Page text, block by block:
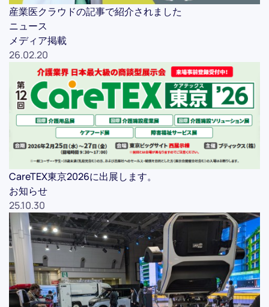
産業医クラウドの記事で紹介されました
ニュース
メディア掲載
26.02.20
CareTEX東京2026に出展します。
お知らせ
25.10.30